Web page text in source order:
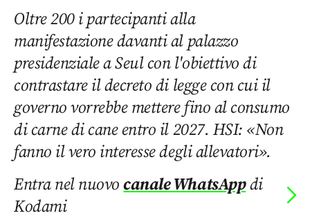
Oltre 200 i partecipanti alla
manifestazione davanti al palazzo
presidenziale a Seul con l'obiettivo di
contrastare il decreto di legge con cui il
governo vorrebbe mettere fino al consumo
di carne di cane entro il 2027. HSI: «Non
fanno il vero interesse degli allevatori».
Entra nel nuovocanale WhatsAppdi
Kodami